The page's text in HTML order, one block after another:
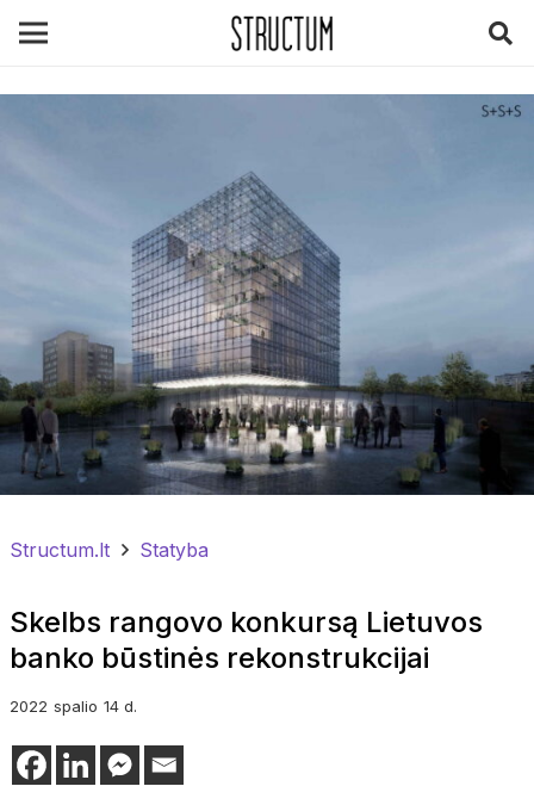
Structum.lt Statyba
Skelbs rangovo konkursą Lietuvos
banko būstinės rekonstrukcijai
2022 spalio 14 d.